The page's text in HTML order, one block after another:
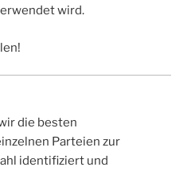
wird.
die besten
Parteien zur
identifiziert und